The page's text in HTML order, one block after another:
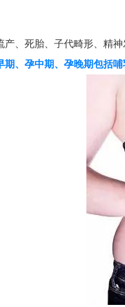
、死胎、子代畸形、精
、孕中期、孕晚期包括哺